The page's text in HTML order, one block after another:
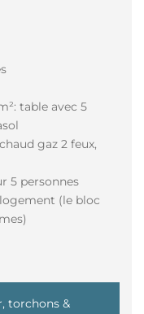
table avec 5
gaz 2 feux,
5 personnes
(le bloc
torchons &